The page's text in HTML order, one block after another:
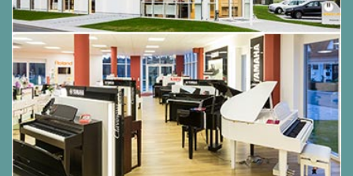
Yamaha Clavinova
Yamaha CLP-895 GP
Yamaha CLP-885
Yamaha CLP-875
Yamaha CLP-865 GP